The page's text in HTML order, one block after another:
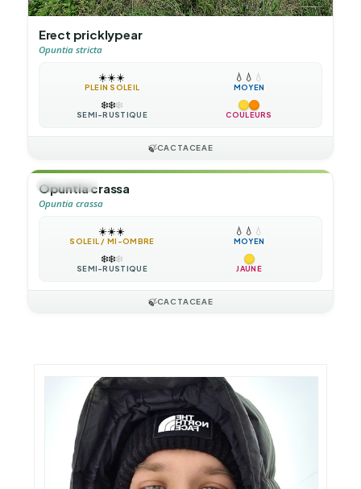
Erect pricklypear
Opuntia stricta
☀️☀️☀️
PLEIN SOLEIL
💧 💧 💧
MOYEN
❄️❄️❄️
SEMI-RUSTIQUE COULEURS
🍃CACTACEAE
🌲ARBUSTE
Opuntia crassa
Opuntia crassa
☀️☀️☀️
SOLEIL / MI-OMBRE
💧 💧 💧
MOYEN
❄️❄️❄️
SEMI-RUSTIQUE JAUNE
🍃CACTACEAE